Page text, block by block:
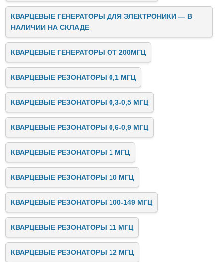
КВАРЦЕВЫЕ ГЕНЕРАТОРЫ ДЛЯ ЭЛЕКТРОНИКИ — В
НАЛИЧИИ НА СКЛАДЕ
КВАРЦЕВЫЕ ГЕНЕРАТОРЫ ОТ 200МГЦ
КВАРЦЕВЫЕ РЕЗОНАТОРЫ 0,1 МГЦ
КВАРЦЕВЫЕ РЕЗОНАТОРЫ 0,3-0,5 МГЦ
КВАРЦЕВЫЕ РЕЗОНАТОРЫ 0,6-0,9 МГЦ
КВАРЦЕВЫЕ РЕЗОНАТОРЫ 1 МГЦ
КВАРЦЕВЫЕ РЕЗОНАТОРЫ 10 МГЦ
КВАРЦЕВЫЕ РЕЗОНАТОРЫ 100-149 МГЦ
КВАРЦЕВЫЕ РЕЗОНАТОРЫ 11 МГЦ
КВАРЦЕВЫЕ РЕЗОНАТОРЫ 12 МГЦ